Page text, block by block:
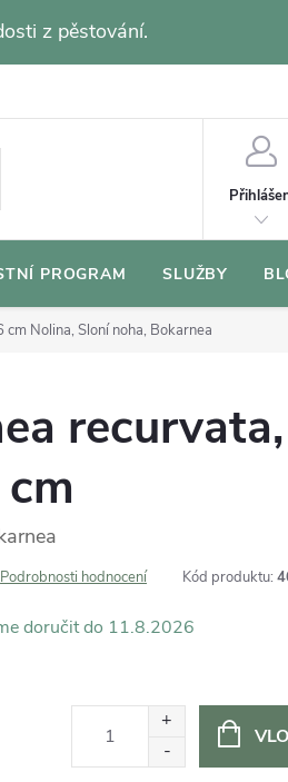
z pěstování.
PROGRAM SLUŽBY
cm Nolina, Sloní noha, Bokarnea
recurvata,
Podrobnosti hodnocení Kód produktu:
11.8.2026